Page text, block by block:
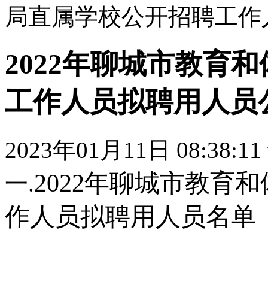
局直属学校公开招聘工
2022年聊城市教育
工作人员拟聘用人员
2023年01月11日 08:38:11
一.2022年聊城市教育
作人员拟聘用人员名单